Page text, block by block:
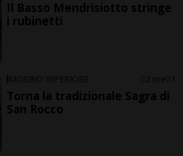
Il Basso Mendrisiotto stringe
i rubinetti
MORBIO INFERIORE 2 ore 1
Torna la tradizionale Sagra di
San Rocco